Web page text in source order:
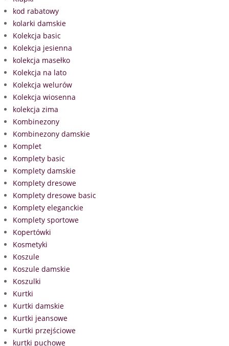
kod rabatowy
kolarki damskie
Kolekcja basic
Kolekcja jesienna
kolekcja masełko
Kolekcja na lato
Kolekcja welurów
Kolekcja wiosenna
kolekcja zima
Kombinezony
Kombinezony damskie
Komplet
Komplety basic
Komplety damskie
Komplety dresowe
Komplety dresowe basic
Komplety eleganckie
Komplety sportowe
Kopertówki
Kosmetyki
Koszule
Koszule damskie
Koszulki
Kurtki
Kurtki damskie
Kurtki jeansowe
Kurtki przejściowe
kurtki puchowe